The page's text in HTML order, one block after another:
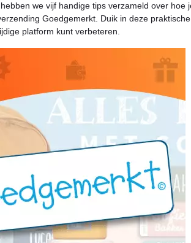
we vijf handige tips verzameld over hoe
Goedgemerkt. Duik in deze
platform kunt verbeteren.